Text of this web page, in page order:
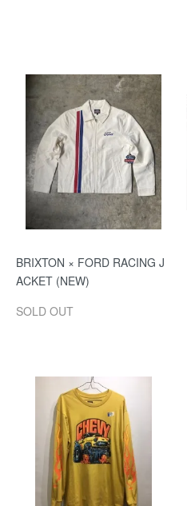
BRIXTON × FORD RACING J
ACKET (NEW)
SOLD OUT